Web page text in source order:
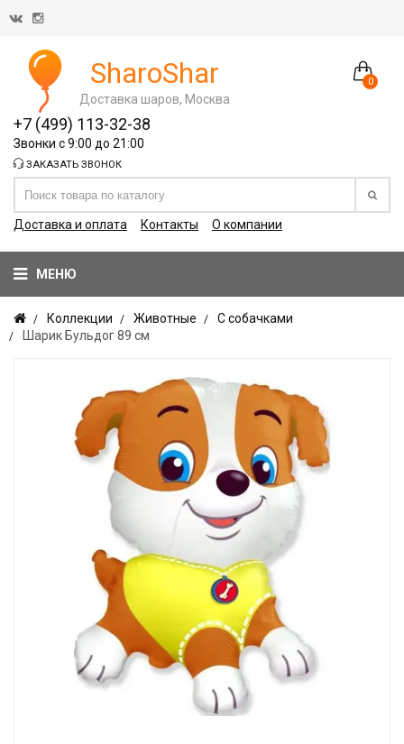
0
SharoShar
Доставка шаров, Москва
+7 (499) 113-32-38
Звонки с 9:00 до 21:00
ЗАКАЗАТЬ ЗВОНОК
Доставка и оплата Контакты О компании
МЕНЮ
Коллекции Животные
С собачками
Шарик Бульдог 89 см